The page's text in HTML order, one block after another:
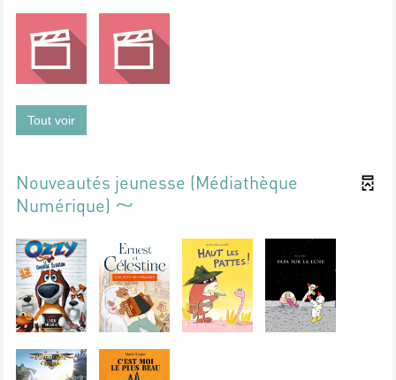
Tout voir
Nouveautés jeunesse (Médiathèque
Numérique)